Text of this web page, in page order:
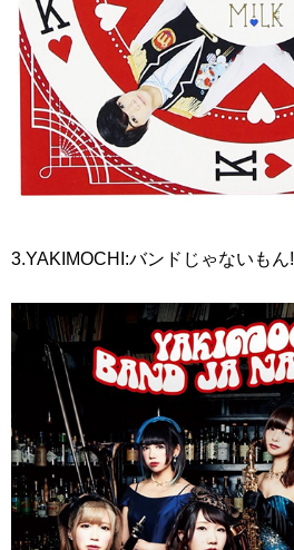
3.YAKIMOCHI:バンドじゃないもん!